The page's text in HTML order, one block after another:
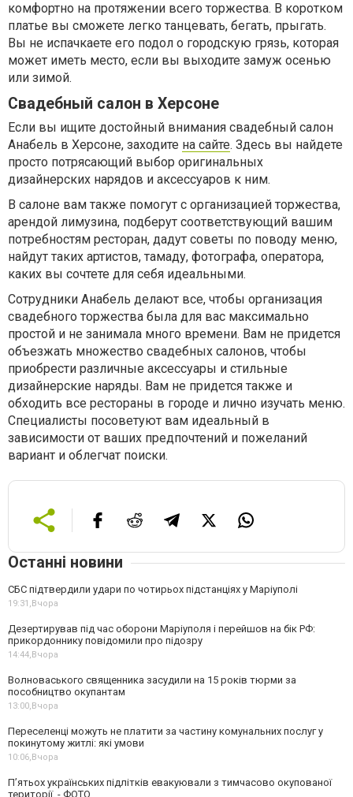
комфортно на протяжении всего торжества. В коротком
платье вы сможете легко танцевать, бегать, прыгать.
Вы не испачкаете его подол о городскую грязь, которая
может иметь место, если вы выходите замуж осенью
или зимой.
Свадебный салон в Херсоне
Если вы ищите достойный внимания свадебный салон
Анабель в Херсоне, заходите на cайте. Здесь вы найдете
просто потрясающий выбор оригинальных
дизайнерских нарядов и аксессуаров к ним.
В салоне вам также помогут с организацией торжества,
арендой лимузина, подберут соответствующий вашим
потребностям ресторан, дадут советы по поводу меню,
найдут таких артистов, тамаду, фотографа, оператора,
каких вы сочтете для себя идеальными.
Сотрудники Анабель делают все, чтобы организация
свадебного торжества была для вас максимально
простой и не занимала много времени. Вам не придется
объезжать множество свадебных салонов, чтобы
приобрести различные аксессуары и стильные
дизайнерские наряды. Вам не придется также и
обходить все рестораны в городе и лично изучать меню.
Специалисты посоветуют вам идеальный в
зависимости от ваших предпочтений и пожеланий
вариант и облегчат поиски.
Останні новини
СБС підтвердили удари по чотирьох підстанціях у Маріуполі
19:31,Вчора
Дезертирував під час оборони Маріуполя і перейшов на бік РФ:
прикордоннику повідомили про підозру
14:44,Вчора
Волноваського священника засудили на 15 років тюрми за
пособництво окупантам
13:00,Вчора
Переселенці можуть не платити за частину комунальних послуг у
покинутому житлі: які умови
10:06,Вчора
П’ятьох українських підлітків евакуювали з тимчасово окупованої
території, - ФОТО